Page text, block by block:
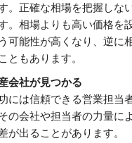
。正確な相場を把握しな
。相場よりも高い価格を
可能性が高くなり、逆に
ともあります。
会社が見つかる
には信頼できる営業担当
の会社や担当者の力量に
が出ることがあります。